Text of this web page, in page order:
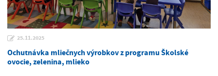
25.11.2025
Ochutnávka mliečnych výrobkov z programu Školské
ovocie, zelenina, mlieko